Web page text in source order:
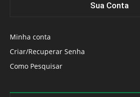
Sua Conta
Minha conta
Criar/Recuperar Senha
Como Pesquisar